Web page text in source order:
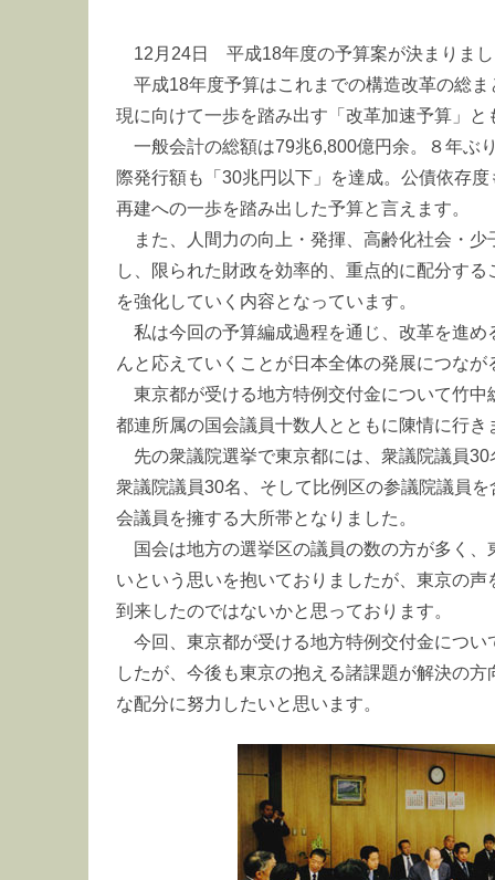
12月24日 平成18年度の予算案が決まりま
平成18年度予算はこれまでの構造改革の総
現に向けて一歩を踏み出す「改革加速予算」
一般会計の総額は79兆6,800億円余。８年ぶ
際発行額も「30兆円以下」を達成。公債依存
再建への一歩を踏み出した予算と言えます。
また、人間力の向上・発揮、高齢化社会・
し、限られた財政を効率的、重点的に配分す
を強化していく内容となっています。
私は今回の予算編成過程を通じ、改革を進
んと応えていくことが日本全体の発展につな
東京都が受ける地方特例交付金について竹
都連所属の国会議員十数人とともに陳情に行き
先の衆議院選挙で東京都には、衆議院議員
衆議院議員30名、そして比例区の参議院議員
会議員を擁する大所帯となりました。
国会は地方の選挙区の議員の数の方が多く
いという思いを抱いておりましたが、東京の
到来したのではないかと思っております。
今回、東京都が受ける地方特例交付金につ
したが、今後も東京の抱える諸課題が解決の
な配分に努力したいと思います。